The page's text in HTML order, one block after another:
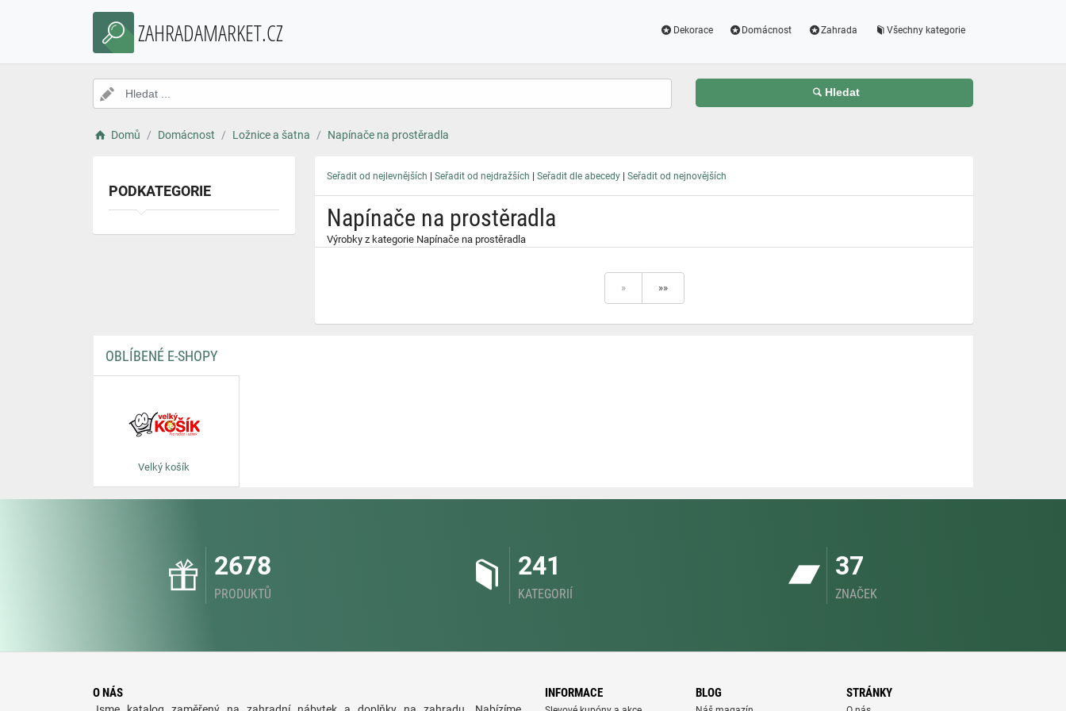
ZAHRADAMARKET.CZ Dekorace Domácnost Zahrada Všechny kategorie
Hledat
Domů Domácnost Ložnice a šatna Napínače na prostěradla
PODKATEGORIE
Seřadit od nejlevnějších | Seřadit od nejdražších | Seřadit dle abecedy | Seřadit od nejnovějších
Napínače na prostěradla
Výrobky z kategorie Napínače na prostěradla
» »»
OBLÍBENÉ E-SHOPY
Velký košík
2678
PRODUKTŮ
241
KATEGORIÍ
37
ZNAČEK
O NÁS INFORMACE BLOG STRÁNKY